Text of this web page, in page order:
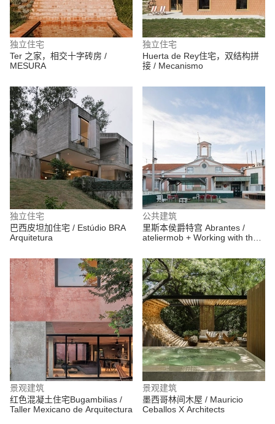
独立住宅
Ter 之家，相交十字砖房 /
MESURA
独立住宅
Huerta de Rey住宅，双结构拼
接 / Mecanismo
独立住宅
巴西皮坦加住宅 / Estúdio BRA
Arquitetura
公共建筑
里斯本侯爵特宫 Abrantes /
ateliermob + Working with the
景观建筑
红色混凝土住宅Bugambilias /
Taller Mexicano de Arquitectura
景观建筑
墨西哥林间木屋 / Mauricio
Ceballos X Architects